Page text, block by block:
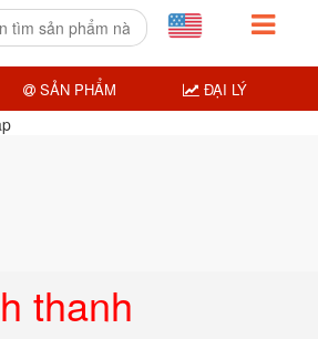
thanh
SẢN PHẨM ĐẠI LÝ